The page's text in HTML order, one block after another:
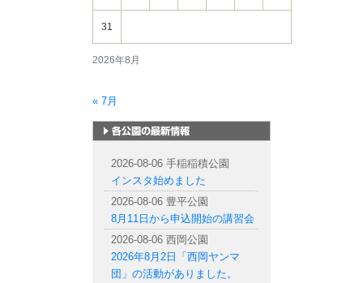
2026年8月
31
« 7月
2026-08-06 手稲稲積公園
インスタ始めました
2026-08-06 豊平公園
8月11日から申込開始の講習会
2026-08-06 西岡公園
2026年8月2日「西岡ヤンマ
団」の活動がありました。